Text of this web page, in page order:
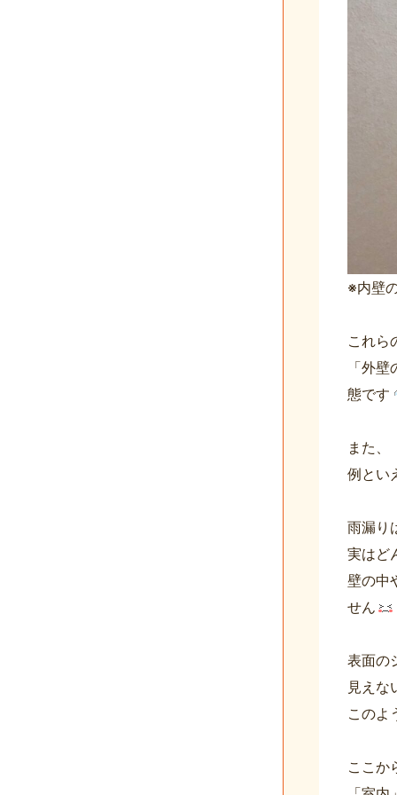
※内壁
これら
「外
態です
また、
例とい
雨漏り
実はど
壁の中
せん
表面の
見えな
このよ
ここか